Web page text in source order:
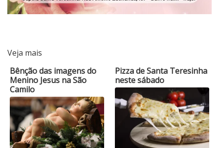
Veja mais
Bênção das imagens do
Menino Jesus na São
Camilo
Pizza de Santa Teresinha
neste sábado